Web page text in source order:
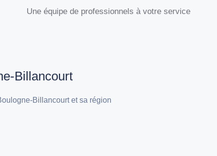
Une équipe de professionnels à votre service
Billancourt
Billancourt et sa région